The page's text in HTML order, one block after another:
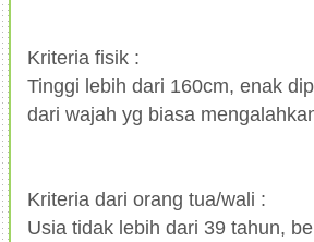
Kriteria fisik :
Tinggi lebih dari 160cm, enak
dari wajah yg biasa
Kriteria dari orang tua/wali :
Usia tidak lebih dari 39 tahun,